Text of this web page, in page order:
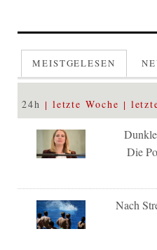
MEISTGELESEN
24h letzte Woche
Die
Nach